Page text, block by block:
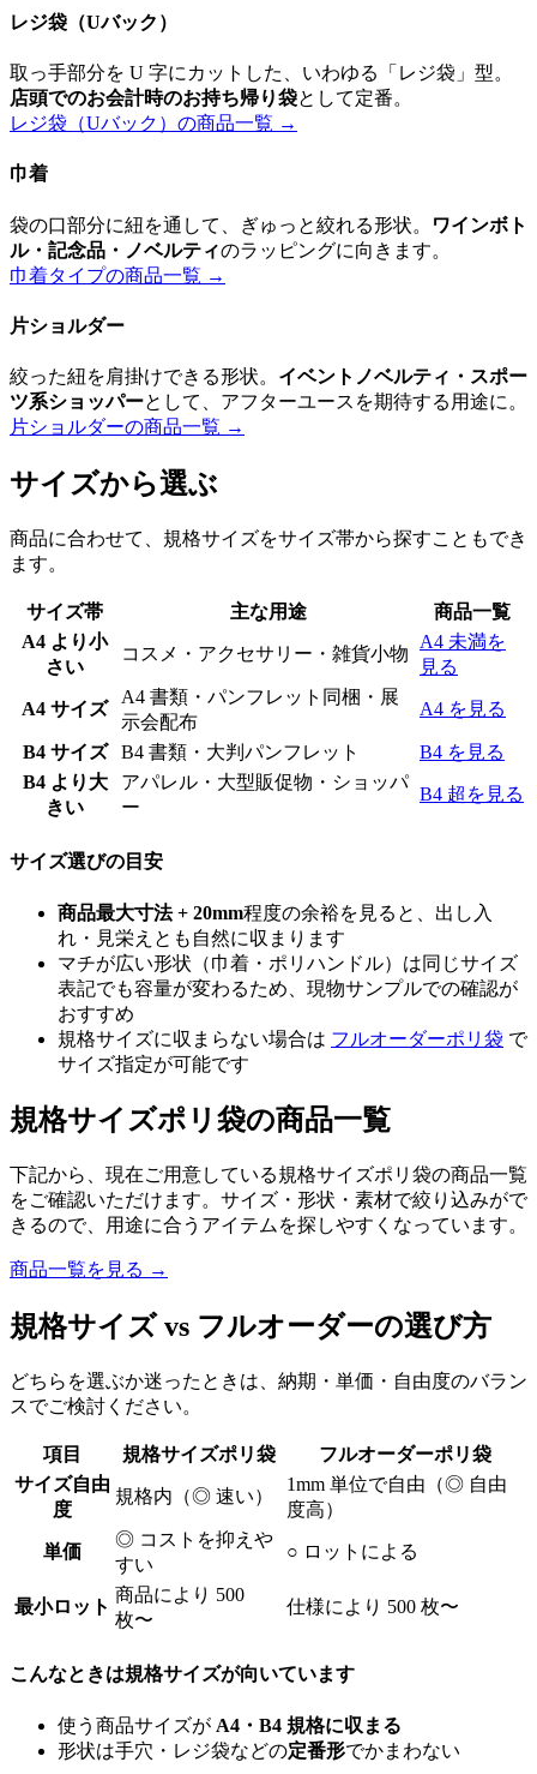
レジ袋（Uバック）
取っ手部分を U 字にカットした、いわゆる「レジ袋」型。
店頭でのお会計時のお持ち帰り袋として定番。
レジ袋（Uバック）の商品一覧 →
巾着
袋の口部分に紐を通して、ぎゅっと絞れる形状。
ワインボト
ル・記念品・ノベルティのラッピングに向きます。
巾着タイプの商品一覧 →
片ショルダー
絞った紐を肩掛けできる形状。 イベントノベルティ・スポー
ツ系ショッパーとして、アフターユースを期待する用途に。
片ショルダーの商品一覧 →
サイズから選ぶ
商品に合わせて、規格サイズをサイズ帯から探すこともでき
ます。
サイズ帯 主な用途
商品一覧
A4 より小
さい
コスメ・アクセサリー・雑貨小物
A4 未満を
見る
A4 サイズ
A4 書類・パンフレット同梱・展
示会配布
A4 を見る
B4 サイズ B4 書類・大判パンフレット
B4 を見る
B4 より大
きい
アパレル・大型販促物・ショッパ
ー
B4 超を見る
サイズ選びの目安
商品最大寸法 + 20mm程度の余裕を見ると、出し入
れ・見栄えとも自然に収まります
マチが広い形状（巾着・ポリハンドル）は同じサイズ
表記でも容量が変わるため、現物サンプルでの確認が
おすすめ
規格サイズに収まらない場合は フルオーダーポリ袋 で
サイズ指定が可能です
規格サイズポリ袋の商品一覧
下記から、現在ご用意している規格サイズポリ袋の商品一覧
をご確認いただけます。サイズ・形状・素材で絞り込みがで
きるので、用途に合うアイテムを探しやすくなっています。
商品一覧を見る →
規格サイズ vs フルオーダーの選び方
どちらを選ぶか迷ったときは、納期・単価・自由度のバラン
スでご検討ください。
項目 規格サイズポリ袋
フルオーダーポリ袋
サイズ自由
度
規格内（◎ 速い）
1mm 単位で自由（◎ 自由
度高）
単価
◎ コストを抑えや
すい
○ ロットによる
最小ロット
商品により 500
枚〜
仕様により 500 枚〜
こんなときは規格サイズが向いています
使う商品サイズが A4・B4 規格に収まる
形状は手穴・レジ袋などの定番形でかまわない